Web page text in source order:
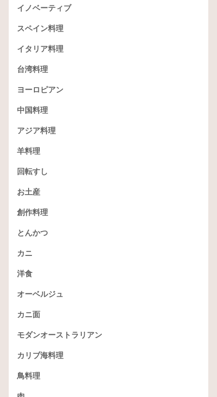
イノベーティブ
スペイン料理
イタリア料理
台湾料理
ヨーロピアン
中国料理
アジア料理
羊料理
回転すし
お土産
創作料理
とんかつ
カニ
洋食
オーベルジュ
カニ面
モダンオーストラリアン
カリブ海料理
鳥料理